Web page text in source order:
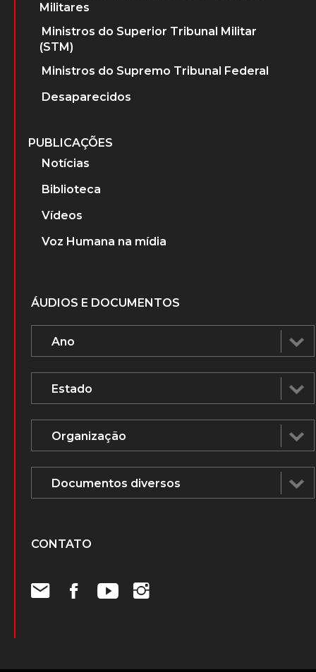
Militares
Ministros do Superior Tribunal Militar
(STM)
Ministros do Supremo Tribunal Federal
Desaparecidos
PUBLICAÇÕES
Notícias
Biblioteca
Vídeos
Voz Humana na mídia
ÁUDIOS E DOCUMENTOS
CONTATO